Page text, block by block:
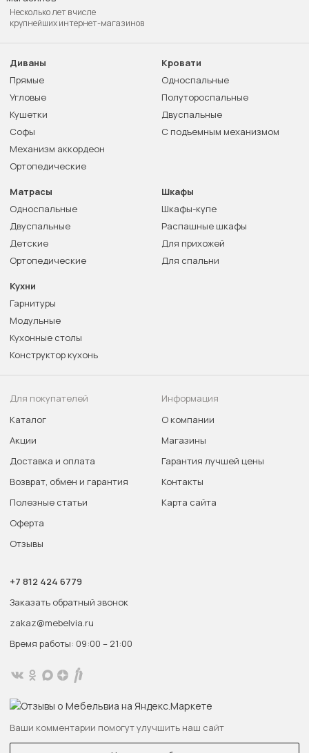
Несколько лет в числе
крупнейших интернет-магазинов
Диваны
Прямые
Угловые
Кушетки
Софы
Механизм аккордеон
Ортопедические
Кровати
Односпальные
Полутороспальные
Двуспальные
С подъемным механизмом
Матрасы
Односпальные
Двуспальные
Детские
Ортопедические
Шкафы
Шкафы-купе
Распашные шкафы
Для прихожей
Для спальни
Кухни
Гарнитуры
Модульные
Кухонные столы
Конструктор кухонь
Для покупателей
Каталог
Акции
Доставка и оплата
Возврат, обмен и гарантия
Полезные статьи
Оферта
Отзывы
Информация
О компании
Магазины
Гарантия лучшей цены
Контакты
Карта сайта
+7 812 424 6779
Заказать обратный звонок
zakaz@mebelvia.ru
Время работы: 09:00 – 21:00
Ваши комментарии помогут улучшить наш сайт